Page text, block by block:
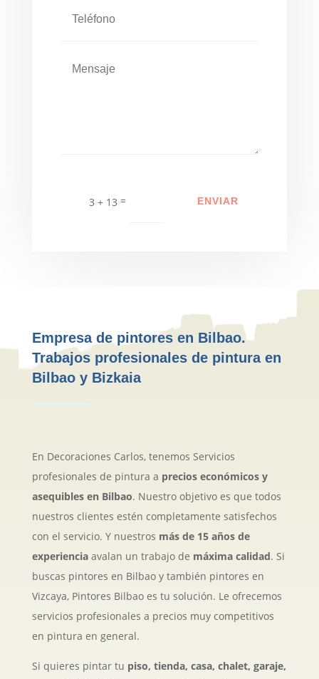
3 + 13 = ENVIAR
Empresa de pintores en Bilbao.
Trabajos profesionales de pintura en
Bilbao y Bizkaia
En Decoraciones Carlos, tenemos Servicios
profesionales de pintura a precios económicos y
asequibles en Bilbao. Nuestro objetivo es que todos
nuestros clientes estén completamente satisfechos
con el servicio. Y nuestros más de 15 años de
experienciaavalan un trabajo de máxima calidad. Si
buscas pintores en Bilbao y también pintores en
Vizcaya, Pintores Bilbao es tu solución. Le ofrecemos
servicios profesionales a precios muy competitivos
en pintura en general.
Si quieres pintar tu piso, tienda, casa, chalet, garaje,